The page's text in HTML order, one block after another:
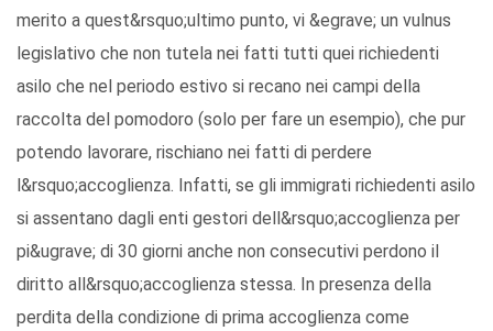
merito a quest&rsquo;ultimo punto, vi &egrave; un vulnus
legislativo che non tutela nei fatti tutti quei richiedenti
asilo che nel periodo estivo si recano nei campi della
raccolta del pomodoro (solo per fare un esempio), che pur
potendo lavorare, rischiano nei fatti di perdere
l&rsquo;accoglienza. Infatti, se gli immigrati richiedenti asilo
si assentano dagli enti gestori dell&rsquo;accoglienza per
pi&ugrave; di 30 giorni anche non consecutivi perdono il
diritto all&rsquo;accoglienza stessa. In presenza della
perdita della condizione di prima accoglienza come